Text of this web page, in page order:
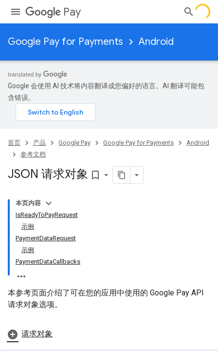
Pay
Google Pay for Payments Android
Google 会使用 AI 技术将内容翻译成您偏好的语言。AI 翻译可能包
含错误。
首页 产品 Google Pay Google Pay for Payments
Android
参考文档
JSON 请求对象 bookmark_border
本页内容
IsReadyToPayRequest
示例
PaymentDataRequest
示例
PaymentDataCallbacks
本参考页面介绍了可在您的应用中使用的 Google Pay API
请求对象选项。
请求对象